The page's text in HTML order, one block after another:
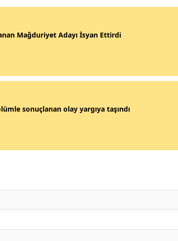
Mağduriyet Adayı İsyan Ettirdi
sonuçlanan olay yargıya taşındı